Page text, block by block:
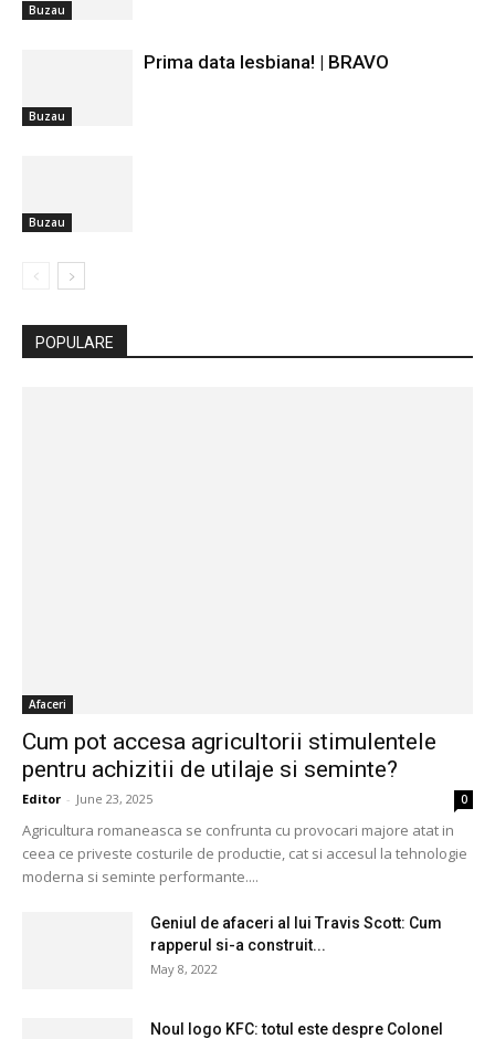
Buzau
Buzau
Prima data lesbiana! | BRAVO
Buzau
POPULARE
Afaceri
Cum pot accesa agricultorii stimulentele
pentru achizitii de utilaje si seminte?
Editor - June 23, 2025 0
Agricultura romaneasca se confrunta cu provocari majore atat in
ceea ce priveste costurile de productie, cat si accesul la tehnologie
moderna si seminte performante....
Geniul de afaceri al lui Travis Scott: Cum
rapperul si-a construit...
May 8, 2022
Noul logo KFC: totul este despre Colonel